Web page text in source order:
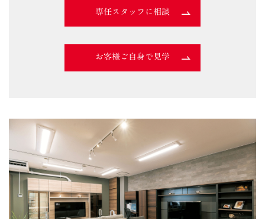
専任スタッフに相談
お客様ご自身で見学